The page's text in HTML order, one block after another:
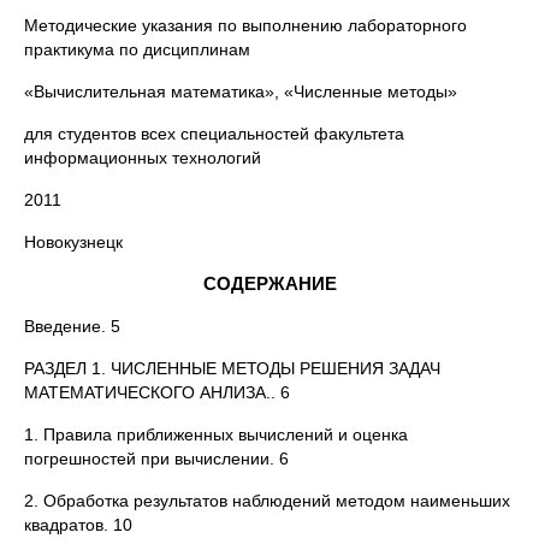
Методические указания по выполнению лабораторного
практикума по дисциплинам
«Вычислительная математика», «Численные методы»
для студентов всех специальностей факультета
информационных технологий
2011
Новокузнецк
СОДЕРЖАНИЕ
Введение. 5
РАЗДЕЛ 1. ЧИСЛЕННЫЕ МЕТОДЫ РЕШЕНИЯ ЗАДАЧ
МАТЕМАТИЧЕСКОГО АНЛИЗА.. 6
1. Правила приближенных вычислений и оценка
погрешностей при вычислении. 6
2. Обработка результатов наблюдений методом наименьших
квадратов. 10